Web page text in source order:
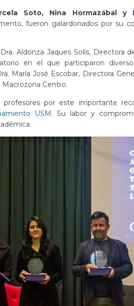
Soto, Nina Hormazábal y
fueron galardonados por su
Aldonza Jaques Solís, Directora
en el que participaron
María José Escobar, Directora
Macrozona Centro.
profesores por este importante
USM. Su labor y